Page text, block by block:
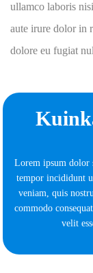
ullamco laboris
aute irure dolor in
dolore eu fugiat
Lorem ipsum dolor
tempor incididunt
veniam, quis
commodo
velit